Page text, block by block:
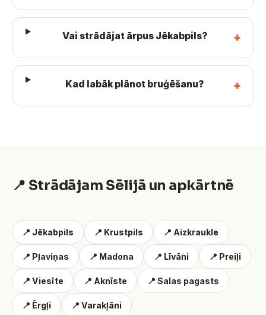
Vai strādājat ārpus Jēkabpils?
Kad labāk plānot bruģēšanu?
📍 Strādājam Sēlijā un apkārtnē
📍 Jēkabpils 📍 Krustpils 📍 Aizkraukle
📍 Pļaviņas 📍 Madona 📍 Līvāni 📍 Preiļi
📍 Viesīte 📍 Aknīste 📍 Salas pagasts
📍 Ērgļi 📍 Varakļāni